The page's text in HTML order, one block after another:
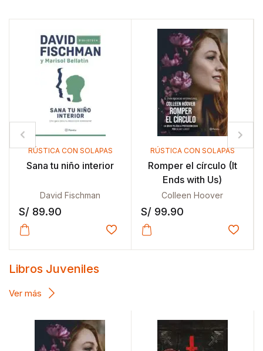
Añadir a la lista de deseos
RÚSTICA CON SOLAPAS
Romper el círculo (It
Colleen Hoover
S/99.90
Añadir a la lista de deseos
PACK
Pack Marian Rojas
Marian Rojas Estapé
S/159.90
Libros Juveniles
Ver más